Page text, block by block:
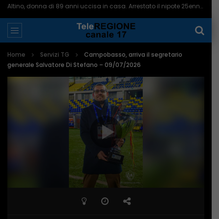
Altino, donna di 89 anni uccisa in casa. Arrestato il nipote 25enne – 06/08/2026
Home Servizi TG
Campobasso, arriva il segretario
generale Salvatore Di Stefano – 09/07/2026